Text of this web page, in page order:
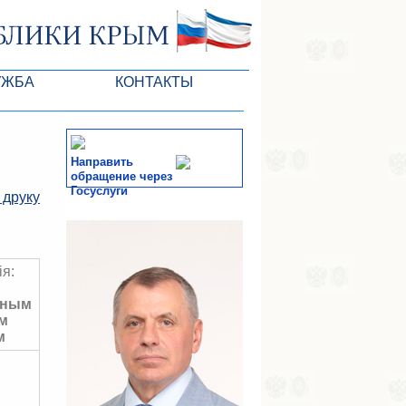
КОНТАКТЫ
Направить
обращение через
Госуслуги